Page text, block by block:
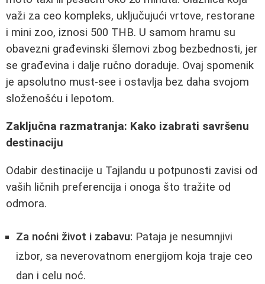
važi za ceo kompleks, uključujući vrtove, restorane
i mini zoo, iznosi 500 THB. U samom hramu su
obavezni građevinski šlemovi zbog bezbednosti, jer
se građevina i dalje ručno doraduje. Ovaj spomenik
je apsolutno must-see i ostavlja bez daha svojom
složenošću i lepotom.
Zaključna razmatranja: Kako izabrati savršenu
destinaciju
Odabir destinacije u Tajlandu u potpunosti zavisi od
vaših ličnih preferencija i onoga što tražite od
odmora.
Za noćni život i zabavu: Pataja je nesumnjivi
izbor, sa neverovatnom energijom koja traje ceo
dan i celu noć.